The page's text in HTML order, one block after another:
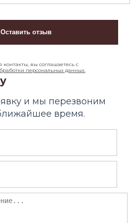
контакты, вы соглашаетесь с
персональных данных.
и мы перезвоним
время.